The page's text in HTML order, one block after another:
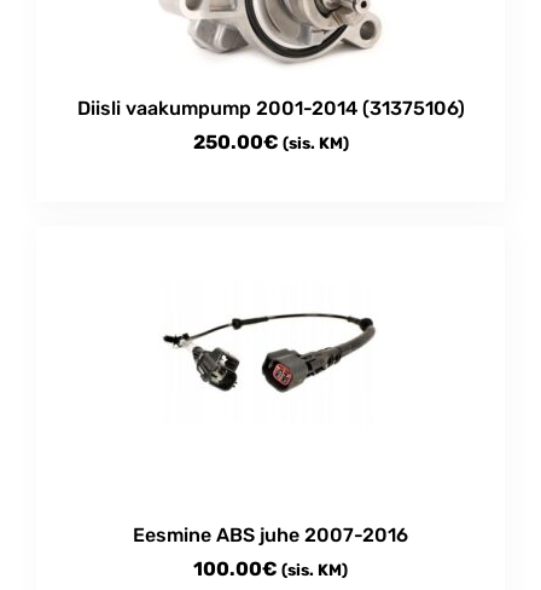
Diisli vaakumpump 2001-2014 (31375106)
250.00€ (sis. KM)
Eesmine ABS juhe 2007-2016
100.00€ (sis. KM)